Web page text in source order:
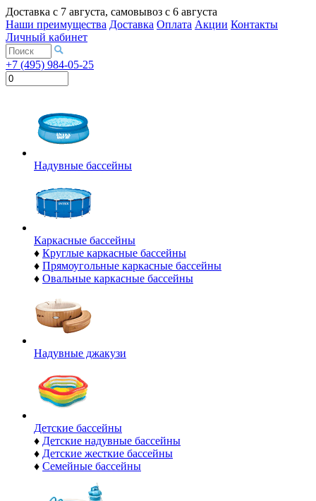
Доставка с 7 августа, самовывоз с 6 августа
Наши преимущества Доставка Оплата Акции Контакты
Личный кабинет
+7 (495) 984-05-25
Надувные бассейны
Каркасные бассейны
♦ Круглые каркасные бассейны
♦ Прямоугольные каркасные бассейны
♦ Овальные каркасные бассейны
Надувные джакузи
Детские бассейны
♦ Детские надувные бассейны
♦ Детские жесткие бассейны
♦ Семейные бассейны